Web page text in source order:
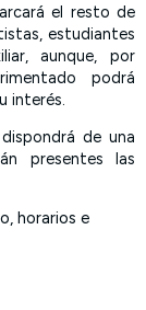
el resto de
estudiantes
aunque, por
podrá
interés.
de una
presentes las
horarios e